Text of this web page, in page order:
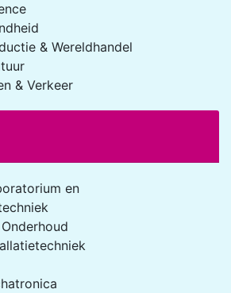
& Wereldhandel
& Verkeer
en